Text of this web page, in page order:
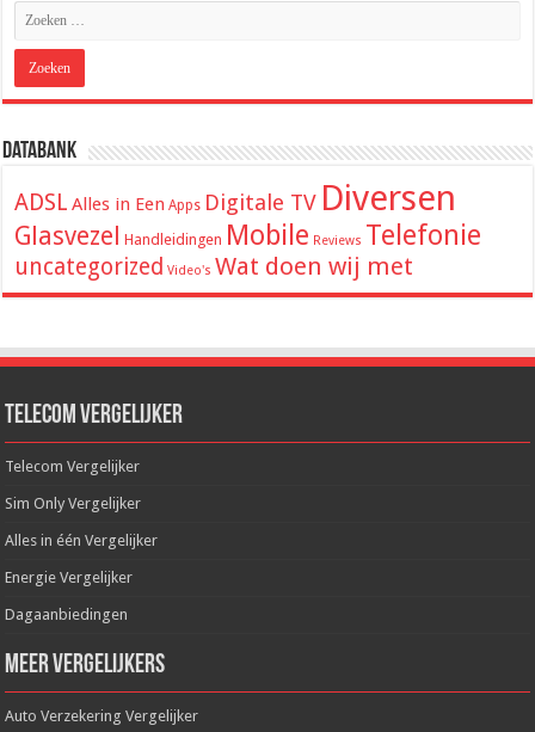
Databank
ADSL Alles in Een Apps Digitale TV Diversen
Glasvezel Handleidingen Mobile Reviews Telefonie
uncategorized Video's Wat doen wij met
Telecom Vergelijker
Telecom Vergelijker
Sim Only Vergelijker
Alles in één Vergelijker
Energie Vergelijker
Dagaanbiedingen
Meer Vergelijkers
Auto Verzekering Vergelijker